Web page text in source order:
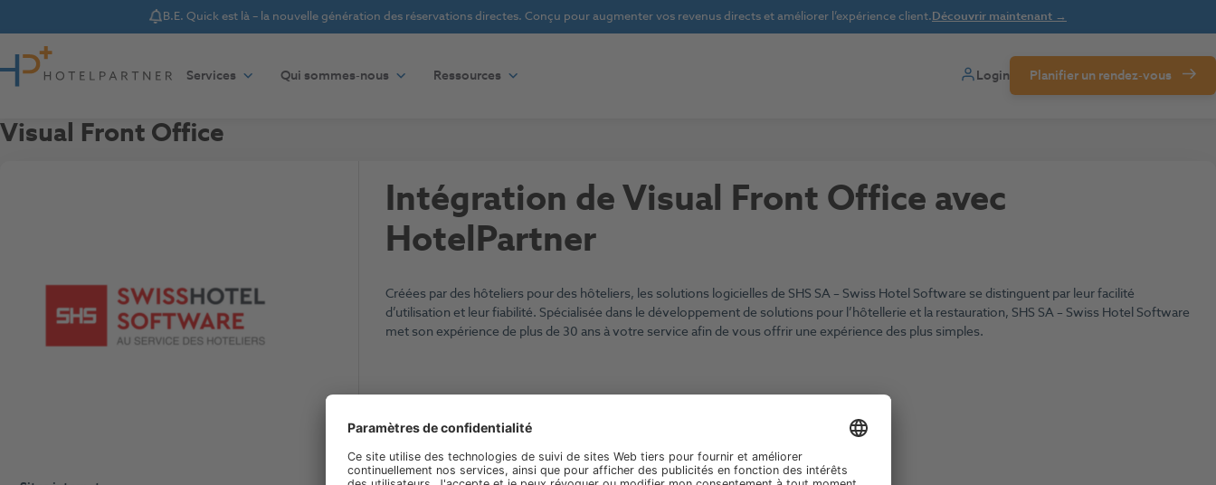
Notice
B.E. Quick est là – la nouvelle génération des réservations directes. Conçu pour augmenter vos revenus directs et améliorer l’expérience client.Découvrir maintenant →
Aller au contenu
Services
Qui sommes-nous Ressources Login Planifier un rendez-vous
Visual Front Office
Intégration de Visual Front Office avec
HotelPartner
Créées par des hôteliers pour des hôteliers, les solutions logicielles de SHS SA – Swiss Hotel Software se distinguent par leur facilité
d’utilisation et leur fiabilité. Spécialisée dans le développement de solutions pour l’hôtellerie et la restauration, SHS SA – Swiss Hotel Software
met son expérience de plus de 30 ans à votre service afin de vous offrir une expérience des plus simples.